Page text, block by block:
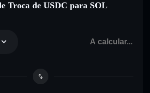
Troca de USDC para SOL